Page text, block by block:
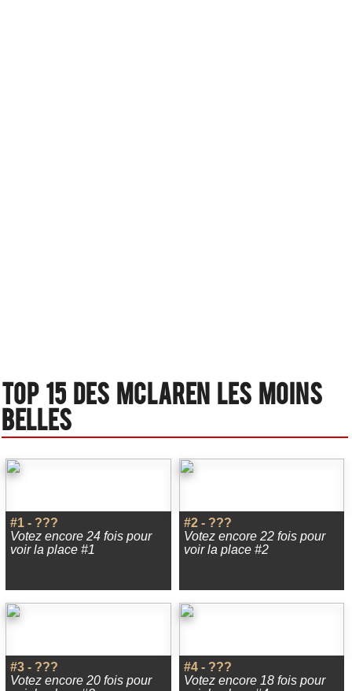
Top 15 des Mclaren les moins
belles
#1 - ???
Votez encore 24 fois pour
voir la place #1
#2 - ???
Votez encore 22 fois pour
voir la place #2
#3 - ???
Votez encore 20 fois pour
#4 - ???
Votez encore 18 fois pour